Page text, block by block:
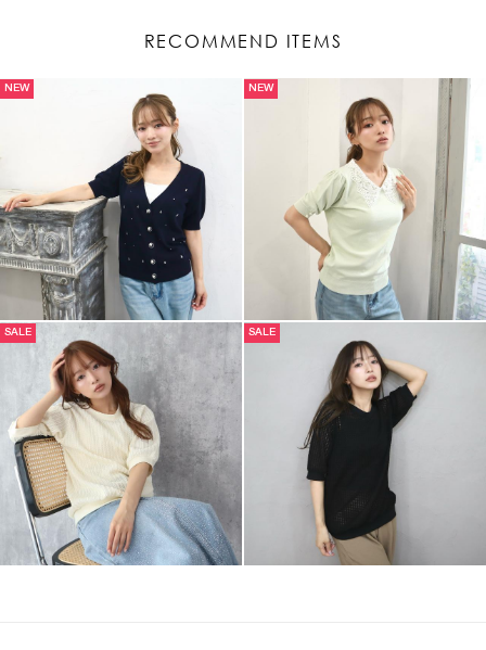
RECOMMEND ITEMS
NEW NEW
SALE SALE